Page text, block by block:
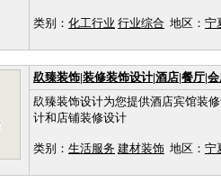
类别： 化工行业 行业综合 地区： 宁
镹臻装饰|装修装饰设计|酒店|餐厅|
镹臻装饰设计为您提供酒店宾馆装
计和店铺装修设计
类别： 生活服务 建材装饰 地区： 宁